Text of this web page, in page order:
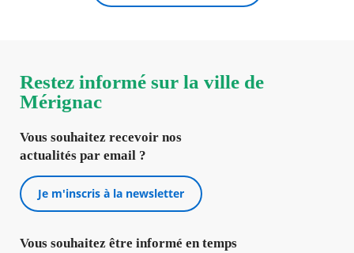
Restez informé sur la ville de
Mérignac
Vous souhaitez recevoir nos
actualités par email ?
Je m'inscris à la newsletter
Vous souhaitez être informé en temps